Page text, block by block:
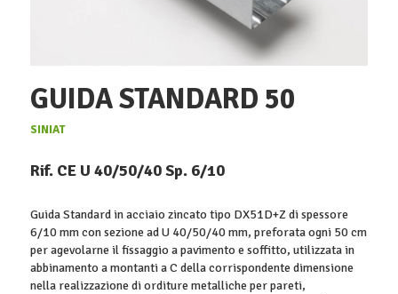
GUIDA STANDARD 50
SINIAT
Rif. CE U 40/50/40 Sp. 6/10
Guida Standard in acciaio zincato tipo DX51D+Z di spessore
6/10 mm con sezione ad U 40/50/40 mm, preforata ogni 50 cm
per agevolarne il fissaggio a pavimento e soffitto, utilizzata in
abbinamento a montanti a C della corrispondente dimensione
nella realizzazione di orditure metalliche per pareti,